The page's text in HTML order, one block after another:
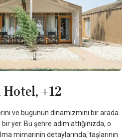
+12
ve bugünün dinamizmini bir arada
yer. Bu şehre adım attığınızda, o
mimarinin detaylarında, taşlarının